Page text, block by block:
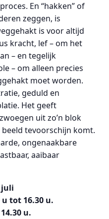
En “hakken” of
zeggen, is
is voor altijd
kracht, lef – om het
– en tegelijk
– om alleen precies
moet worden.
geduld en
Het geeft
uit zo’n blok
tevoorschijn komt.
ongenaakbare
aaibaar
juli
tot 16.30 u.
u.